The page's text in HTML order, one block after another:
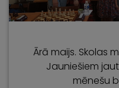
Ārā maijs. Skolas
Jauniešiem
mēnešu